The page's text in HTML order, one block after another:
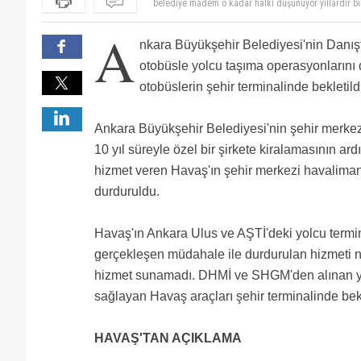
sahip
Zamanında İstanbul büyük şehir belediyesinin
yapılıyor fark yok.
Mevcut yönetimle kapısına kilit vurulmasına az kaldı
Saçma saçma konusmayin yandasa verilsin de
Yasak da neymiş!! Hersey tekelleşme yolunda.
2 ay öncesine kadar 5.25 ₺ olan BELKO fiyatları
oranında bu artış gerçekleşti. Eğerki havaş hizmeti
tercih vatandaşın yani bizlerin olsun. Kaldi ki
geçirmenizi öneririm :) @havaş mağduru,
başta belirtmemeleri onların hatası olmuş
kararı kınıyorum.
Tek firma döneminde milletin canına okuyun sonra
nurzat erkal genel müdürlüğü süresince çok can
havaş yönetimi hükümetten gelen bazı talep ve
yillardir havas kendi mali mis gibi kondu simdi
ALLAH TAN KI ATATURK VARMIS GELEN RANTCI
A nkara Büyükşehir Belediyesi'nin
otobüsle yolcu taşıma
otobüslerin şehir terminalinde
Ankara Büyükşehir Belediyesi'nin şehir
10 yıl süreyle özel bir şirkete kiralamasının
hizmet veren Havaş'ın şehir merkezi
durduruldu.
Havaş'ın Ankara Ulus ve AŞTİ'deki yolcu
gerçekleşen müdahale ile durdurulan hizmeti
hizmet sunamadı. DHMİ ve SHGM'den alınan
sağlayan Havaş araçları şehir terminalinde
HAVAŞ'TAN AÇIKLAMA